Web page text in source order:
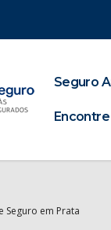
Seguro
Seguro em Prata